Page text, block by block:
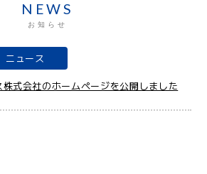
NEWS
お知らせ
ニュース
式会社のホームページを公開しました